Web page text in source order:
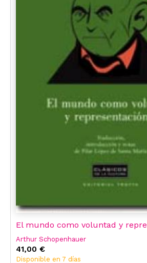
El mundo como voluntad y
Arthur Schopenhauer
41,00 €
Disponible en 7 días